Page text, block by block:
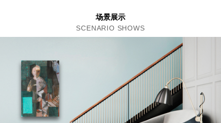
场景展示
SCENARIO SHOWS